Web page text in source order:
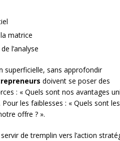
matrice
l’analyse
superficielle, sans approfondir
doivent se poser des
: « Quels sont nos avantages
les faiblesses : « Quels sont les
offre ? ».
de tremplin vers l’action